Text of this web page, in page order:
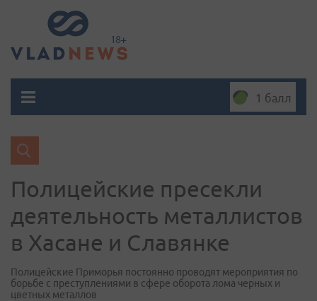
1 балл
Полицейские пресекли
деятельность металлистов
в Хасане и Славянке
Полицейские Приморья постоянно проводят мероприятия по
борьбе с преступлениями в сфере оборота лома черных и
цветных металлов